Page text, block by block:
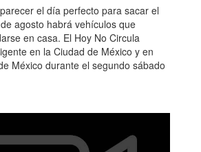
el día perfecto para sacar el
agosto habrá vehículos que
en casa. El Hoy No Circula
en la Ciudad de México y en
México durante el segundo sábado